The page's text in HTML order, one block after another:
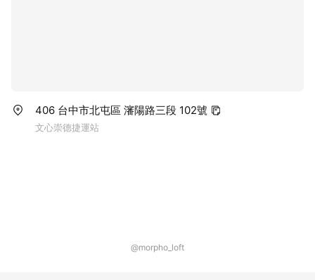
406 台中市北屯區 瀋陽路三段 102號
文心崇德捷運站
@morpho_loft